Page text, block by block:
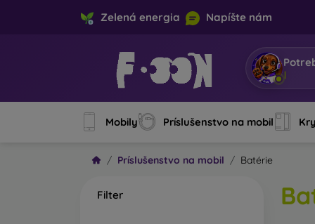
Zelená energia Napíšte nám
Som
Mobily Príslušenstvo na mobil
Príslušenstvo na mobil Batérie
Filter